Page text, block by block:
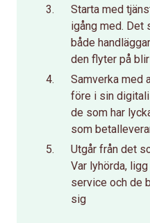
Starta med
igång med. Det
både
den flyter på
Samverka med
före i sin
de som har
som
Utgår från det
Var lyhörda,
service och de
sig